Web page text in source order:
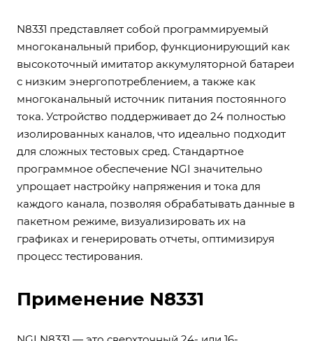
N8331 представляет собой программируемый
многоканальный прибор, функционирующий как
высокоточный имитатор аккумуляторной батареи
с низким энергопотреблением, а также как
многоканальный источник питания постоянного
тока. Устройство поддерживает до 24 полностью
изолированных каналов, что идеально подходит
для сложных тестовых сред. Стандартное
программное обеспечение NGI значительно
упрощает настройку напряжения и тока для
каждого канала, позволяя обрабатывать данные в
пакетном режиме, визуализировать их на
графиках и генерировать отчеты, оптимизируя
процесс тестирования.
Применение N8331